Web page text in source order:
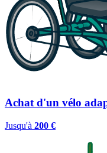
Achat d'un vélo
Jusqu'à 200 €